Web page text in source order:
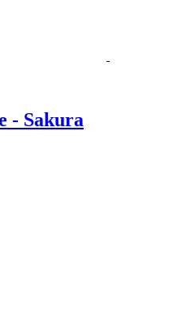
- Sakura